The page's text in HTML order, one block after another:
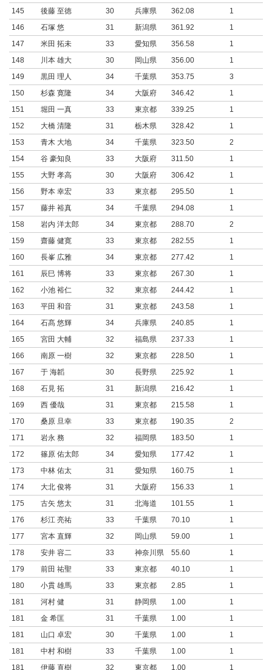
145
後藤 至徳 30 兵庫県 362.08
1
146
石塚 悠 31 新潟県 361.92
1
147
米田 拓未 33 愛知県 356.58
1
148
川本 雄大 30 岡山県 356.00
1
149
黒田 理人 34 千葉県 353.75
3
150
杉森 寛隆 34 大阪府 346.42
1
151
堀田 一真 33 東京都 339.25
1
152
大橋 清隆 31 栃木県 328.42
1
153
青木 大地 34 千葉県 323.50
2
154
谷 豪知良 33 大阪府 311.50
1
155
大野 孝高 30 大阪府 306.42
1
156
野本 幸宏 33 東京都 295.50
1
157
藤井 裕真 34 千葉県 294.08
1
158
岩内 洋太郎 34 東京都 288.70
2
159
齋藤 健寛 33 東京都 282.55
1
160
長峯 広雅 34 東京都 277.42
1
161
辰巳 博将 33 東京都 267.30
1
162
小池 裕仁 32 東京都 244.42
1
163
平田 和音 31 東京都 243.58
1
164
石髙 悠輝 34 兵庫県 240.85
1
165
宮田 大輔 32 福島県 237.33
1
166
南原 一樹 32 東京都 228.50
1
167
于 海韜 30 長野県 225.92
1
168
石見 拓 31 新潟県 216.42
1
169
西 優哉 31 東京都 215.58
1
170
桑原 旦幸 33 東京都 190.35
2
171
岩永 務 32 福岡県 183.50
1
172
篠原 佑太郎 34 愛知県 177.42
1
173
中林 佑太 31 愛知県 160.75
1
174
大北 俊将 31 大阪府 156.33
1
175
古矢 悠太 31 北海道 101.55
1
176
杉江 亮祐 33 千葉県 70.10
1
177
宮本 直輝 32 岡山県 59.00
1
178
安井 容二 33 神奈川県 55.60
1
179
前田 祐聖 33 東京都 40.10
1
180
小貫 雄馬 33 東京都 2.85
1
181
河村 健 31 静岡県 1.00
1
181
金 希匡 31 千葉県 1.00
1
181
山口 卓宏 30 千葉県 1.00
1
181
中村 和樹 33 千葉県 1.00
1
181
伊藤 直樹 32 東京都 1.00 1